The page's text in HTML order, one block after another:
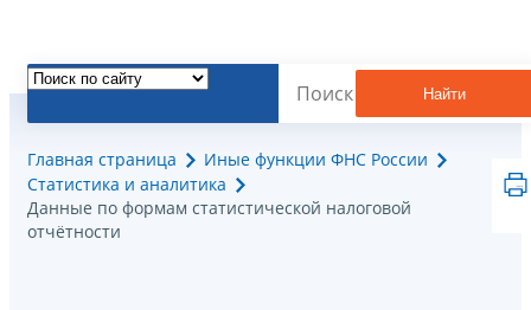
Найти
Главная страница
Иные функции ФНС России
Статистика и аналитика
Данные по формам статистической налоговой
отчётности